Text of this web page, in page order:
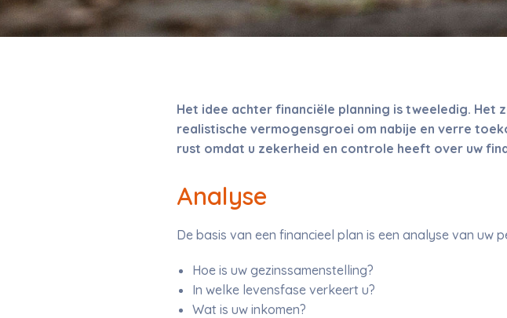
Het idee achter financiële planning is tweeledig.
realistische vermogensgroei om nabije en verre
rust omdat u zekerheid en controle heeft over uw
Analyse
De basis van een financieel plan is een analyse van uw
Hoe is uw gezinssamenstelling?
In welke levensfase verkeert u?
Wat is uw inkomen?